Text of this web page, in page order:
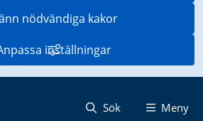
nödvändiga kakor
inställningar
Sök Meny